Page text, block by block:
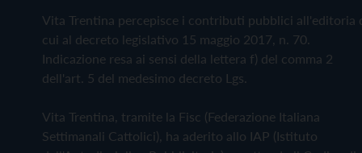
Vita Trentina percepisce i contributi pubblici all'editoria
cui al decreto legislativo 15 maggio 2017, n. 70.
Indicazione resa ai sensi della lettera f) del comma 2
dell'art. 5 del medesimo decreto Lgs.
Vita Trentina, tramite la Fisc (Federazione Italiana
Settimanali Cattolici), ha aderito allo IAP (Istituto